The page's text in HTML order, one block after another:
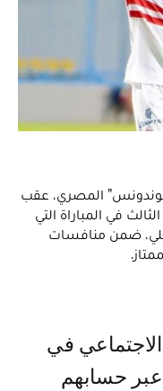
المصري، عقب
في المباراة التي
ضمن منافسات
حسابهم